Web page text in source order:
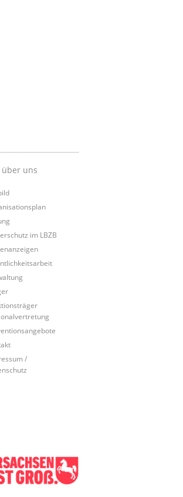
uns
im LBZB
/